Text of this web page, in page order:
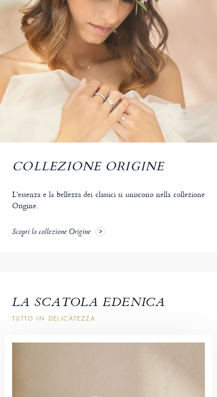
COLLEZIONE ORIGINE
L'essenza e la bellezza dei classici si uniscono nella collezione
Origine.
Scopri la collezione Origine
LA SCATOLA EDENICA
TUTTO IN DELICATEZZA